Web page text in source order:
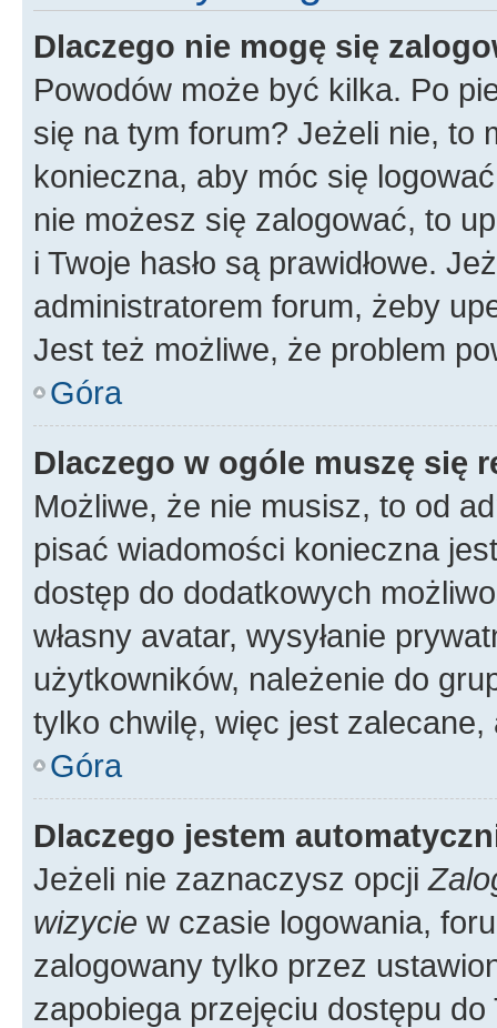
Dlaczego nie mogę się
Powodów może być kilka. Po
się na tym forum? Jeżeli nie, to
konieczna, aby móc się
nie możesz się zalogować, to
i Twoje hasło są prawidłowe.
administratorem forum, żeby
Jest też możliwe, że problem
Góra
Dlaczego w ogóle muszę się
Możliwe, że nie musisz, to od
pisać wiadomości konieczna
dostęp do dodatkowych
własny avatar, wysyłanie
użytkowników, należenie do
tylko chwilę, więc jest zalecane,
Góra
Dlaczego jestem
Jeżeli nie zaznaczysz opcji
wizycie w czasie logowania,
zalogowany tylko przez
zapobiega przejęciu dostępu